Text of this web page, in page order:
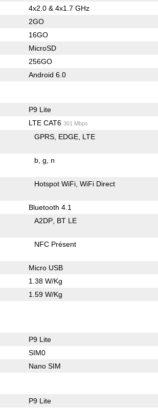
4x2.0 & 4x1.7 GHz
2GO
16GO
MicroSD
256GO
Android 6.0
P9 Lite
LTE CAT6 301 Mbps
GPRS EDGE LTE
b g n
Hotspot WiFi WiFi Direct
Bluetooth 4.1
A2DP BT LE
NFC Présent
Micro USB
1.38 W/Kg
1.59 W/Kg
P9 Lite
SIM0
Nano SIM
P9 Lite